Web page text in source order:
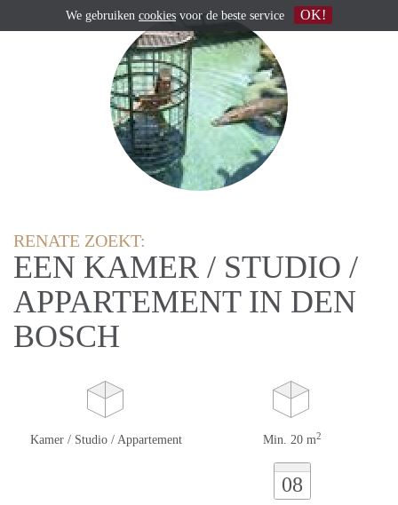
RENATE ZOEKT:
EEN KAMER / STUDIO /
APPARTEMENT IN DEN
BOSCH
Kamer / Studio / Appartement Min. 20 m2
08
We gebruiken cookies voor de beste service OK!